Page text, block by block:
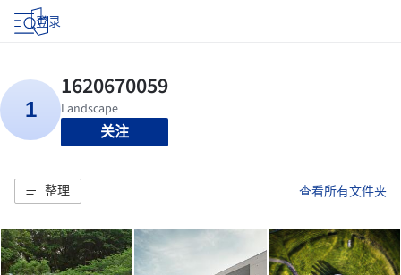
登录
关注
整理 查看所有文件夹